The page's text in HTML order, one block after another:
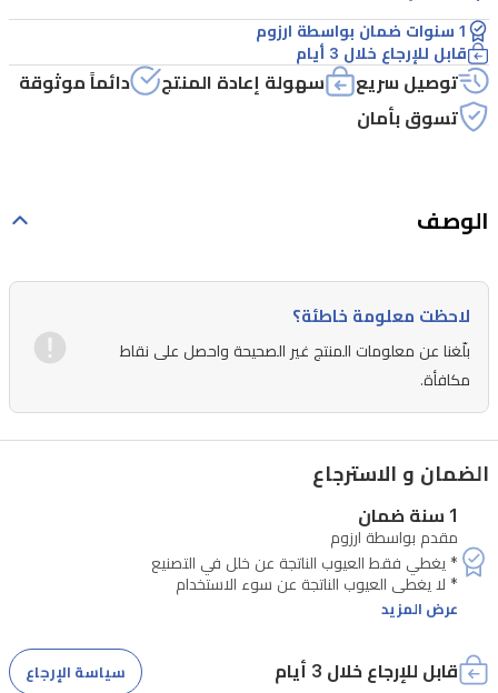
1 سنوات ضمان بواسطة ارزوم
قابل للإرجاع خلال 3 أيام
توصيل سريع سهولة إعادة المنتج
دائماً موثوقة
تسوق بأمان
الوصف
لاحظت معلومة خاطئة؟
بلّغنا عن معلومات المنتج غير الصحيحة واحصل على نقاط
مكافأة.
الضمان و الاسترجاع
1 سنة ضمان
مقدم بواسطة ارزوم
عرض المزيد
قابل للإرجاع خلال 3 أيام سياسة الإرجاع